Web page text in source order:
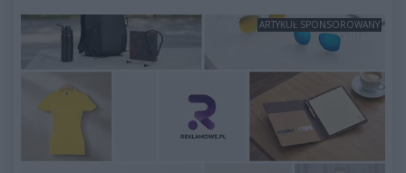
ARTYKUŁ SPONSOROWANY